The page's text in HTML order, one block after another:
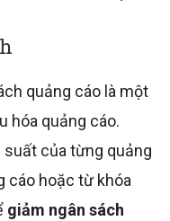
quảng cáo là một
hóa quảng cáo.
của từng quảng
cáo hoặc từ khóa
giảm ngân sách